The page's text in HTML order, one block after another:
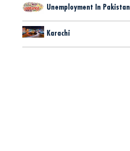
Unemployment In Pakistan
Karachi